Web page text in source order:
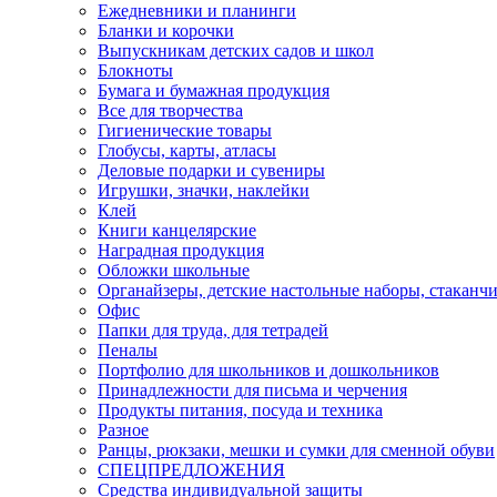
Ежедневники и планинги
Бланки и корочки
Выпускникам детских садов и школ
Блокноты
Бумага и бумажная продукция
Все для творчества
Гигиенические товары
Глобусы, карты, атласы
Деловые подарки и сувениры
Игрушки, значки, наклейки
Клей
Книги канцелярские
Наградная продукция
Обложки школьные
Органайзеры, детские настольные наборы,
Офис
Папки для труда, для тетрадей
Пеналы
Портфолио для школьников и дошкольников
Принадлежности для письма и черчения
Продукты питания, посуда и техника
Разное
Ранцы, рюкзаки, мешки и сумки для сменной обуви
СПЕЦПРЕДЛОЖЕНИЯ
Средства индивидуальной защиты